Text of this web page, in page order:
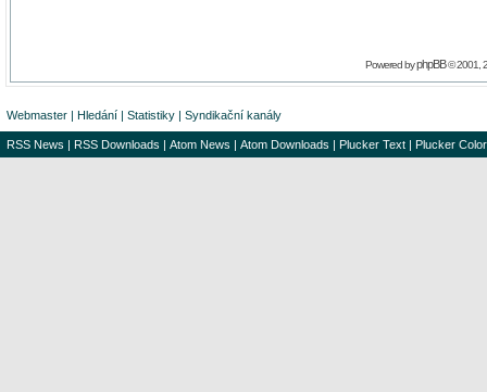
Powered byphpBB© 2001,
Webmaster | Hledání | Statistiky | Syndikační kanály
RSS News | RSS Downloads | Atom News | Atom Downloads | Plucker Text | Plucker Color